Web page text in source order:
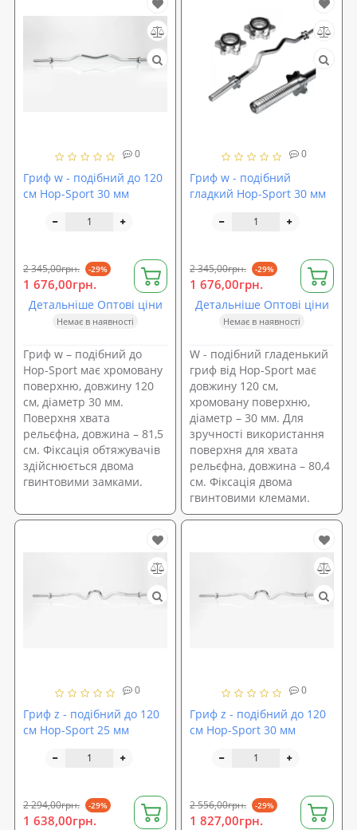
0
Гриф w - подібний до 120
см Hop-Sport 30 мм
2 345,00грн. -29%
1 676,00грн.
Детальніше Оптові ціни
Немає в наявності
Гриф w – подібний до
Hop-Sport має хромовану
поверхню, довжину 120
см, діаметр 30 мм.
Поверхня хвата
рельєфна, довжина – 81,5
см. Фіксація обтяжувачів
здійснюється двома
гвинтовими замками.
0
Гриф w - подібний
гладкий Hop-Sport 30 мм
2 345,00грн. -29%
1 676,00грн.
Детальніше Оптові ціни
Немає в наявності
W - подібний гладенький
гриф від Hop-Sport має
довжину 120 см,
хромовану поверхню,
діаметр – 30 мм. Для
зручності використання
поверхня для хвата
рельєфна, довжина – 80,4
см. Фіксація двома
гвинтовими клемами.
0
Гриф z - подібний до 120
см Hop-Sport 25 мм
2 294,00грн. -29%
1 638,00грн.
0
Гриф z - подібний до 120
см Hop-Sport 30 мм
2 556,00грн. -29%
1 827,00грн.